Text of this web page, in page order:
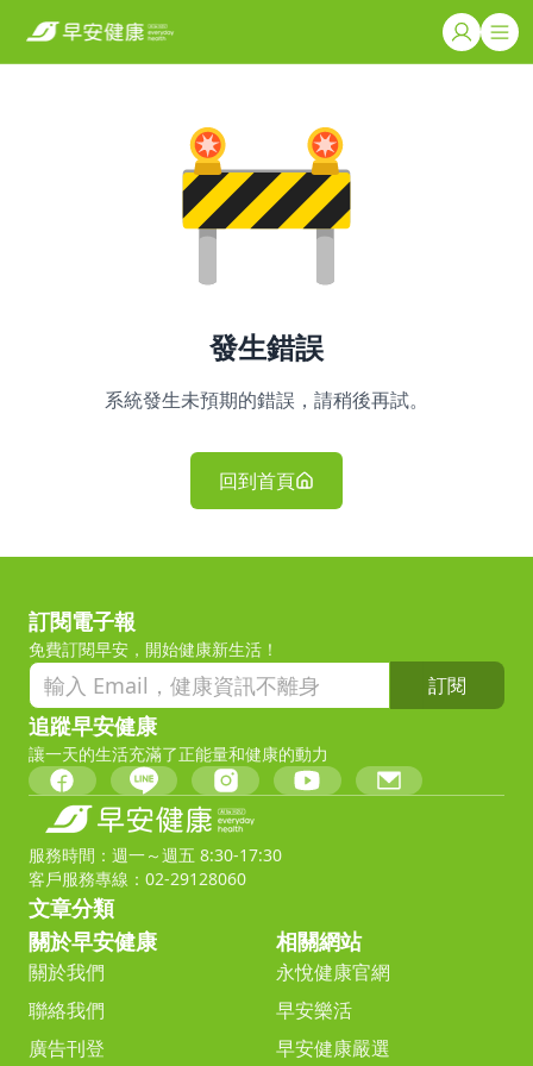
發生錯誤
系統發生未預期的錯誤，請稍後再試。
回到首頁
訂閱電子報
免費訂閱早安，開始健康新生活！
訂閱
追蹤早安健康
讓一天的生活充滿了正能量和健康的動力
服務時間：週一～週五 8:30-17:30
客戶服務專線：02-29128060
文章分類
關於早安健康
關於我們
聯絡我們
廣告刊登
相關網站
永悅健康官網
早安樂活
早安健康嚴選